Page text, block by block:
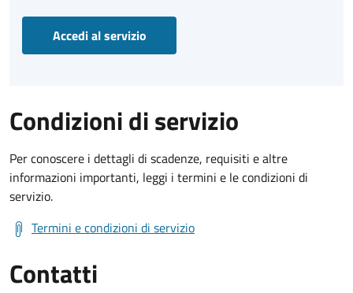
Accedi al servizio
Condizioni di servizio
Per conoscere i dettagli di scadenze, requisiti e altre
informazioni importanti, leggi i termini e le condizioni di
servizio.
Termini e condizioni di servizio
Contatti